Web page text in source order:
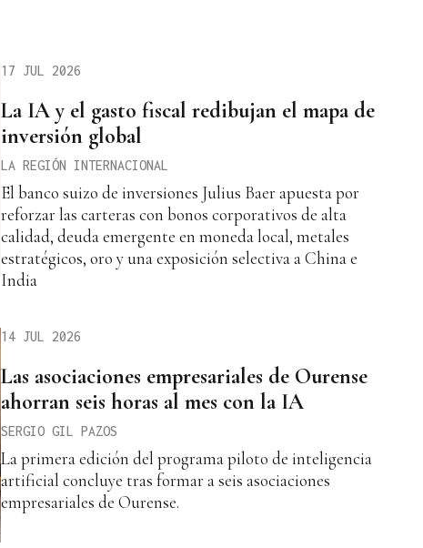
17 JUL 2026
La IA y el gasto fiscal redibujan el mapa de
inversión global
LA REGIÓN INTERNACIONAL
El banco suizo de inversiones Julius Baer apuesta por
reforzar las carteras con bonos corporativos de alta
calidad, deuda emergente en moneda local, metales
estratégicos, oro y una exposición selectiva a China e
India
14 JUL 2026
Las asociaciones empresariales de Ourense
ahorran seis horas al mes con la IA
SERGIO GIL PAZOS
La primera edición del programa piloto de inteligencia
artificial concluye tras formar a seis asociaciones
empresariales de Ourense.